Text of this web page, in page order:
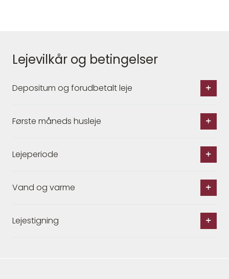
Lejevilkår og betingelser
Depositum og forudbetalt leje
Første måneds husleje
Lejeperiode
Vand og varme
Lejestigning